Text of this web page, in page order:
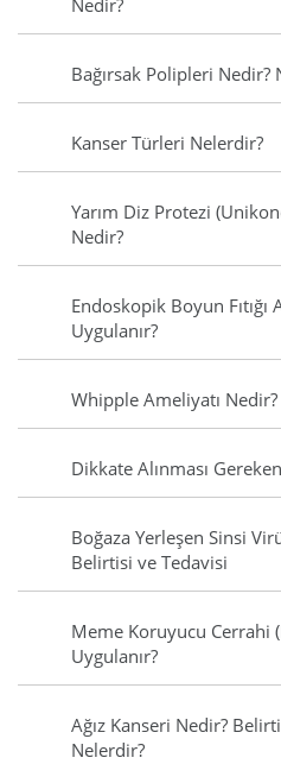
Nedir?
Bağırsak Polipleri Nedir?
Kanser Türleri Nelerdir?
Yarım Diz Protezi
Nedir?
Endoskopik Boyun Fıtığı
Uygulanır?
Whipple Ameliyatı Nedir?
Dikkate Alınması
Boğaza Yerleşen Sinsi
Belirtisi ve Tedavisi
Meme Koruyucu Cerrahi
Uygulanır?
Ağız Kanseri Nedir?
Nelerdir?